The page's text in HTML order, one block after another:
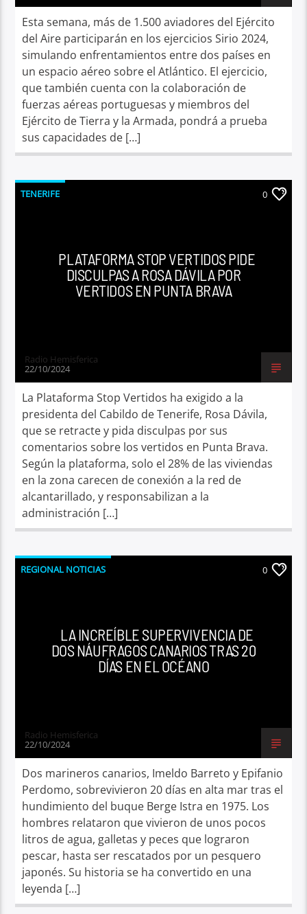
Esta semana, más de 1.500 aviadores del Ejército
del Aire participarán en los ejercicios Sirio 2024,
simulando enfrentamientos entre dos países en
un espacio aéreo sobre el Atlántico. El ejercicio,
que también cuenta con la colaboración de
fuerzas aéreas portuguesas y miembros del
Ejército de Tierra y la Armada, pondrá a prueba
sus capacidades de […]
TENERIFE 0
PLATAFORMA STOP VERTIDOS PIDE
DISCULPAS A ROSA DÁVILA POR
VERTIDOS EN PUNTA BRAVA
Radio Hemisferica
22/10/2024
La Plataforma Stop Vertidos ha exigido a la
presidenta del Cabildo de Tenerife, Rosa Dávila,
que se retracte y pida disculpas por sus
comentarios sobre los vertidos en Punta Brava.
Según la plataforma, solo el 28% de las viviendas
en la zona carecen de conexión a la red de
alcantarillado, y responsabilizan a la
administración […]
REGIONAL NOTICIAS 0
LA INCREÍBLE SUPERVIVENCIA DE
DOS NÁUFRAGOS CANARIOS TRAS 20
DÍAS EN EL OCÉANO
Radio Hemisferica
22/10/2024
Dos marineros canarios, Imeldo Barreto y Epifanio
Perdomo, sobrevivieron 20 días en alta mar tras el
hundimiento del buque Berge Istra en 1975. Los
hombres relataron que vivieron de unos pocos
litros de agua, galletas y peces que lograron
pescar, hasta ser rescatados por un pesquero
japonés. Su historia se ha convertido en una
leyenda […]